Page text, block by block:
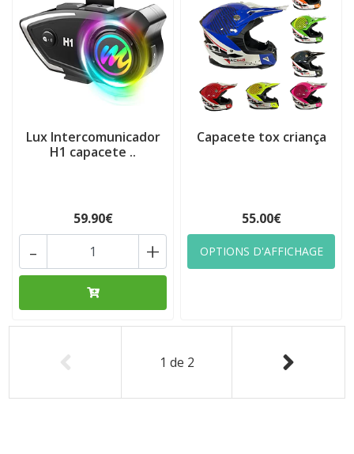
Lux Intercomunicador
H1 capacete ..
59.90€
+
-
Capacete tox criança
55.00€
OPTIONS D'AFFICHAGE
1 de 2